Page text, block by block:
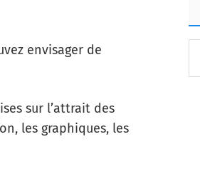
envisager de
sur l’attrait des
les graphiques, les